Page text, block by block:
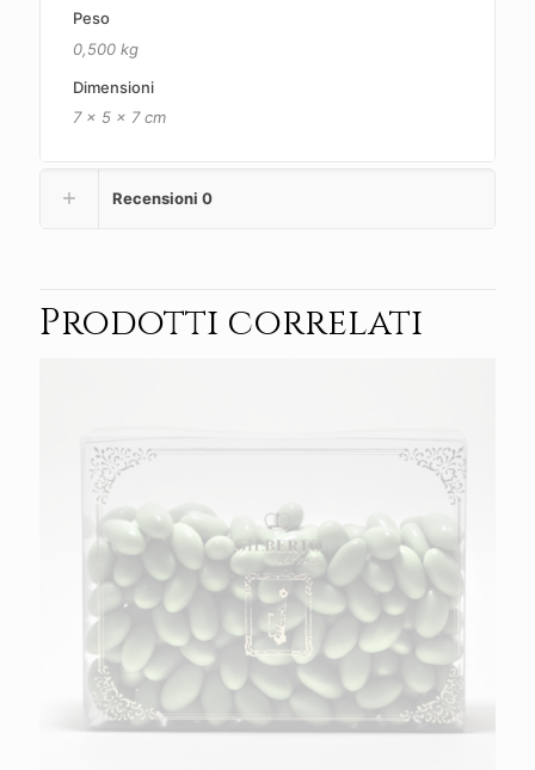
Peso
0,500 kg
Dimensioni
7 × 5 × 7 cm
Recensioni 0
Prodotti correlati